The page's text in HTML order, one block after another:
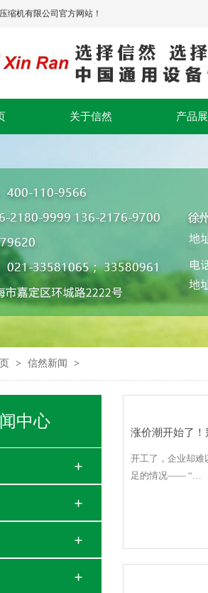
缩机有限公司官方网站！
关于信然 产品
> 信然新闻 >
中心
涨价潮开始了！
开工了，企业却难
足的情况—— “…